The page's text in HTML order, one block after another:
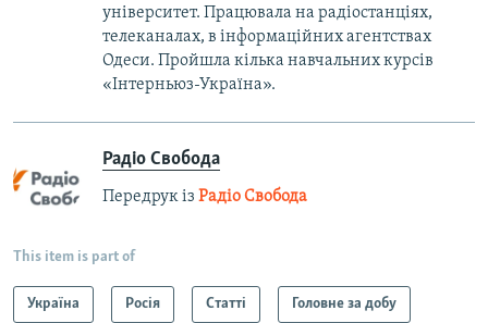
університет. Працювала на радіостанціях,
телеканалах, в інформаційних агентствах
Одеси. Пройшла кілька навчальних курсів
«Інтерньюз-Україна».
Радіо Свобода
Передрук із Радіо Свобода
This item is part of
Україна Росія Статті Головне за добу